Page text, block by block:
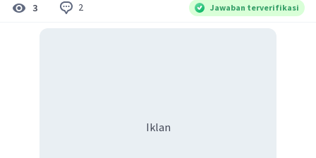
3 2 Jawaban terverifikasi
Iklan